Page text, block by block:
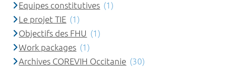
Equipes constitutives (1)
Le projet TIE (1)
Objectifs des FHU (1)
Work packages (1)
Archives COREVIH Occitanie (30)